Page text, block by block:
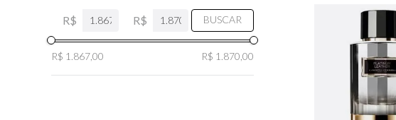
R$ R$ BUSCAR
R$ 1.867,00 R$ 1.870,00